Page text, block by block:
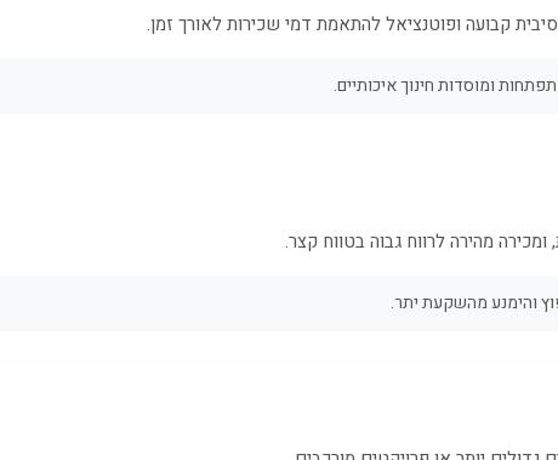
קבועה ופוטנציאל להתאמת דמי שכירות לאורך זמן.
ומוסדות חינוך איכותיים.
מהירה לרווח גבוה בטווח קצר.
והימנע מהשקעת יתר.